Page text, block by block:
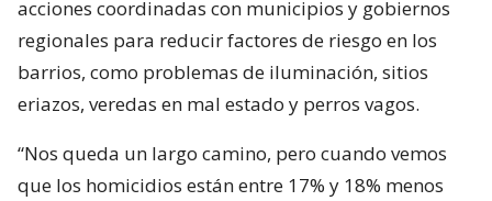
acciones coordinadas con municipios y gobiernos
regionales para reducir factores de riesgo en los
barrios, como problemas de iluminación, sitios
eriazos, veredas en mal estado y perros vagos.
“Nos queda un largo camino, pero cuando vemos
que los homicidios están entre 17% y 18% menos